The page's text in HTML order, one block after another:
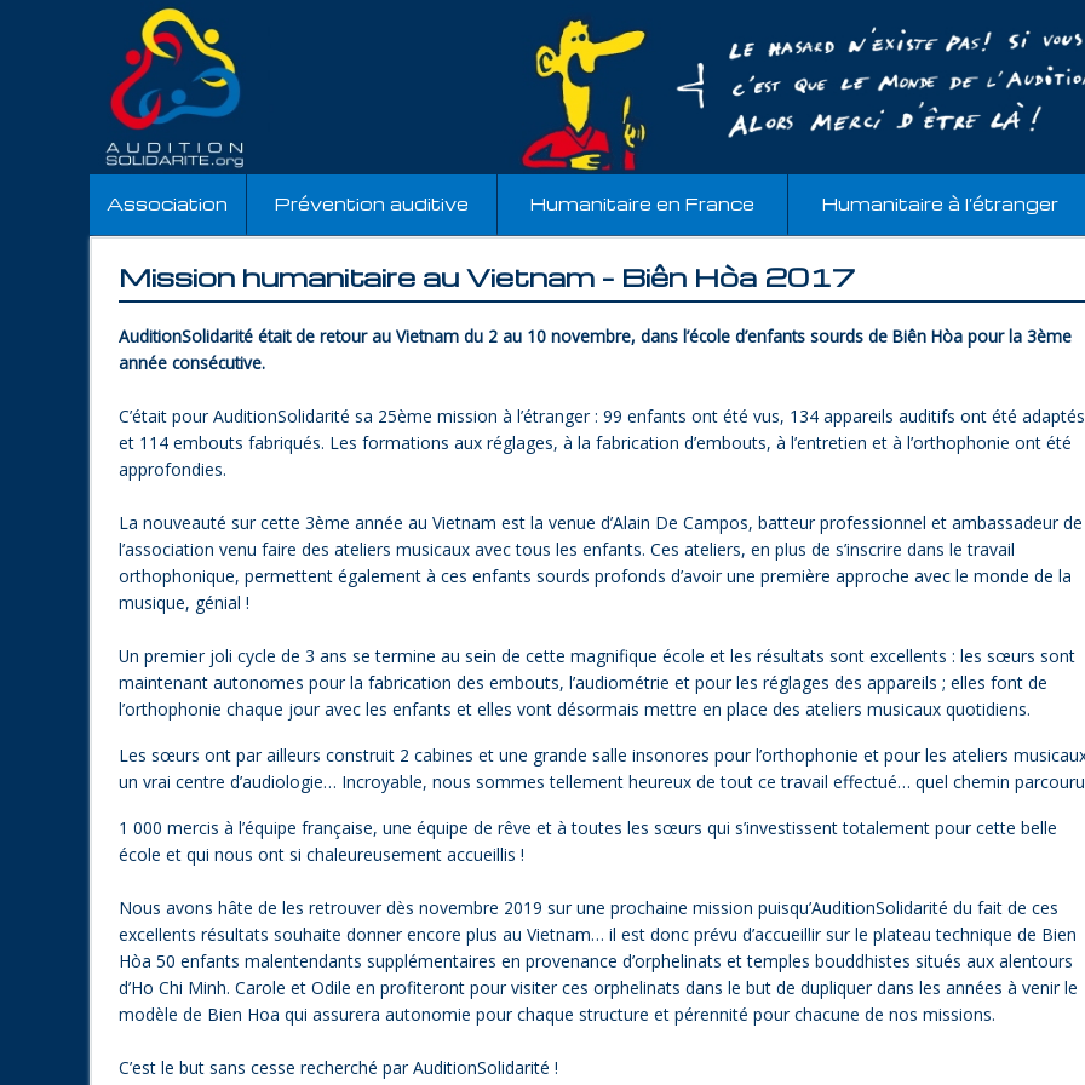
Association Prévention auditive Humanitaire en France Humanitaire à l’étranger
Mission humanitaire au Vietnam – Biên Hòa 2017
AuditionSolidarité était de retour au Vietnam du 2 au 10 novembre, dans l’école d’enfants sourds de Biên Hòa pour la 3ème
année consécutive.
C’était pour AuditionSolidarité sa 25ème mission à l’étranger : 99 enfants ont été vus, 134 appareils auditifs ont été adaptés
et 114 embouts fabriqués. Les formations aux réglages, à la fabrication d’embouts, à l’entretien et à l’orthophonie ont été
approfondies.
La nouveauté sur cette 3ème année au Vietnam est la venue d’Alain De Campos, batteur professionnel et ambassadeur de
l’association venu faire des ateliers musicaux avec tous les enfants. Ces ateliers, en plus de s’inscrire dans le travail
orthophonique, permettent également à ces enfants sourds profonds d’avoir une première approche avec le monde de la
musique, génial !
Un premier joli cycle de 3 ans se termine au sein de cette magnifique école et les résultats sont excellents : les sœurs sont
maintenant autonomes pour la fabrication des embouts, l’audiométrie et pour les réglages des appareils ; elles font de
l’orthophonie chaque jour avec les enfants et elles vont désormais mettre en place des ateliers musicaux quotidiens.
Les sœurs ont par ailleurs construit 2 cabines et une grande salle insonores pour l’orthophonie et pour les ateliers
un vrai centre d’audiologie… Incroyable, nous sommes tellement heureux de tout ce travail effectué… quel chemin
1 000 mercis à l’équipe française, une équipe de rêve et à toutes les sœurs qui s’investissent totalement pour cette belle
école et qui nous ont si chaleureusement accueillis !
Nous avons hâte de les retrouver dès novembre 2019 sur une prochaine mission puisqu’AuditionSolidarité du fait de ces
excellents résultats souhaite donner encore plus au Vietnam… il est donc prévu d’accueillir sur le plateau technique de Bien
Hòa 50 enfants malentendants supplémentaires en provenance d’orphelinats et temples bouddhistes situés aux alentours
d’Ho Chi Minh. Carole et Odile en profiteront pour visiter ces orphelinats dans le but de dupliquer dans les années à venir le
modèle de Bien Hoa qui assurera autonomie pour chaque structure et pérennité pour chacune de nos missions.
C’est le but sans cesse recherché par AuditionSolidarité !